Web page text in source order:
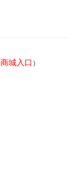
商城入口 ）